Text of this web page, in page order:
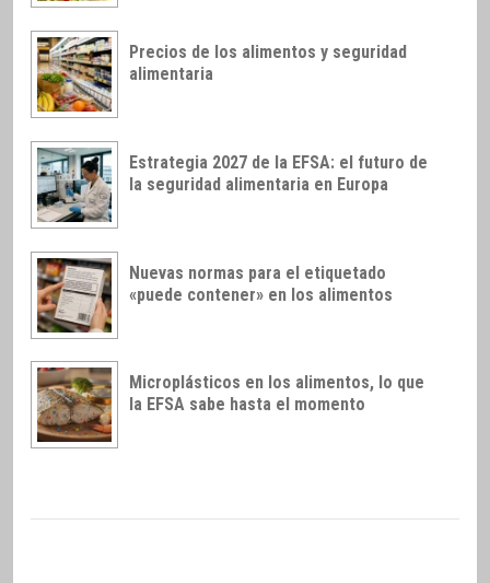
Precios de los alimentos y seguridad
alimentaria
Estrategia 2027 de la EFSA: el futuro de
la seguridad alimentaria en Europa
Nuevas normas para el etiquetado
«puede contener» en los alimentos
Microplásticos en los alimentos, lo que
la EFSA sabe hasta el momento